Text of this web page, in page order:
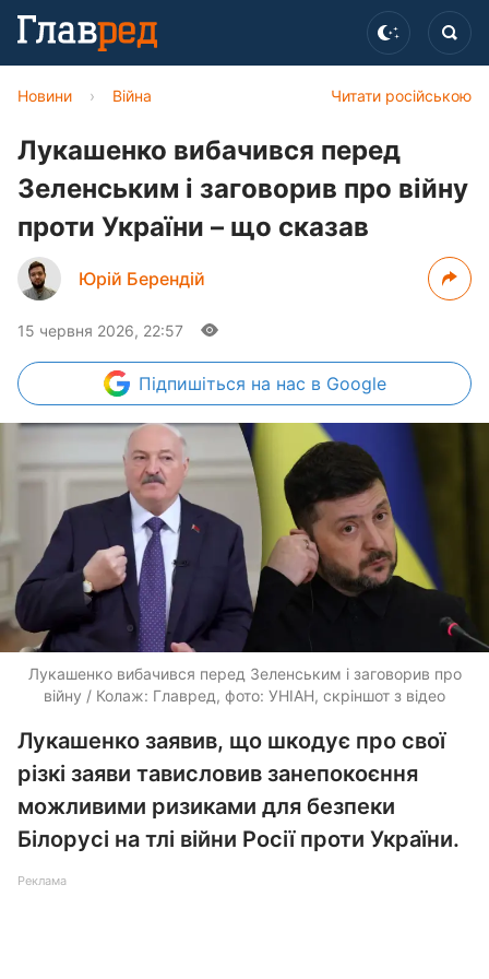
Читати російською
Новини › Війна
Лукашенко вибачився перед
Зеленським і заговорив про війну
проти України – що сказав
Юрій Берендій
15 червня 2026, 22:57
Підпишіться на нас в Google
Лукашенко вибачився перед Зеленським і заговорив про
війну / Колаж: Главред, фото: УНІАН, скріншот з відео
Лукашенко заявив, що шкодує про свої
різкі заяви тависловив занепокоєння
можливими ризиками для безпеки
Білорусі на тлі війни Росії проти України.
Реклама